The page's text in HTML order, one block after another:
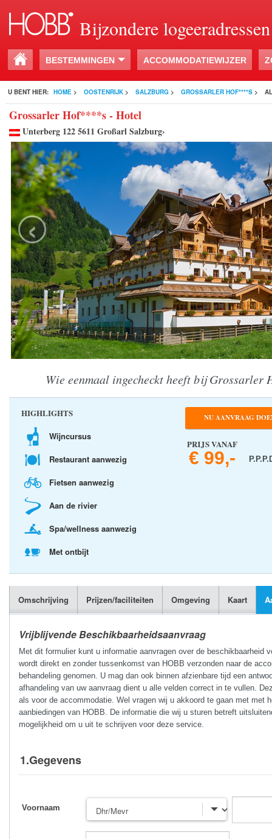
Bijzondere logeeradressen
BESTEMMINGEN ACCOMMODATIEWIJZER
U BENT HIER: HOME > OOSTENRIJK > SALZBURG > GROSSARLER HOF****S >
Grossarler Hof****s - Hotel
Unterberg 122 5611 Großarl Salzburg›
‹
Wie eenmaal ingecheckt heeft bij Grossarler
HIGHLIGHTS
Wijncursus
Restaurant aanwezig
Fietsen aanwezig
Aan de rivier
Spa/wellness aanwezig
Met ontbijt
NU AANVRAAG
PRIJS VANAF
€ 99,-
Omschrijving Prijzen/faciliteiten Omgeving Kaart
Vrijblijvende Beschikbaarheidsaanvraag
Met dit formulier kunt u informatie aanvragen over de beschikbaarheid
wordt direkt en zonder tussenkomst van HOBB verzonden naar de
behandeling genomen. U mag dan ook binnen afzienbare tijd een
afhandeling van uw aanvraag dient u alle velden correct in te vullen.
als voor de accommodatie. Wel vragen wij u akkoord te gaan met met
aanbiedingen van HOBB. De informatie die wij u sturen betreft
mogelijkheid om u uit te schrijven voor deze service.
1.Gegevens
Voornaam